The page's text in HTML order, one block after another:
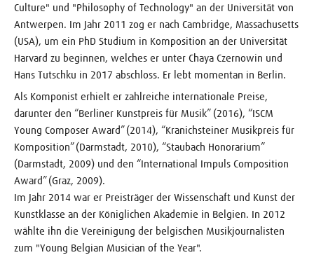
Culture" und "Philosophy of Technology" an der Universität von
Antwerpen. Im Jahr 2011 zog er nach Cambridge, Massachusetts
(USA), um ein PhD Studium in Komposition an der Universität
Harvard zu beginnen, welches er unter Chaya Czernowin und
Hans Tutschku in 2017 abschloss. Er lebt momentan in Berlin.
Als Komponist erhielt er zahlreiche internationale Preise,
darunter den “Berliner Kunstpreis für Musik” (2016), “ISCM
Young Composer Award” (2014), “Kranichsteiner Musikpreis für
Komposition” (Darmstadt, 2010), “Staubach Honorarium”
(Darmstadt, 2009) und den “International Impuls Composition
Award” (Graz, 2009).
Im Jahr 2014 war er Preisträger der Wissenschaft und Kunst der
Kunstklasse an der Königlichen Akademie in Belgien. In 2012
wählte ihn die Vereinigung der belgischen Musikjournalisten
zum "Young Belgian Musician of the Year".